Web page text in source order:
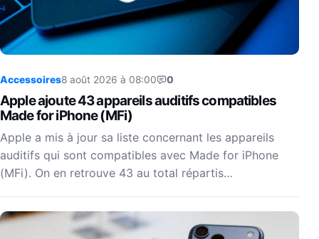
Accessoires8 août 2026 à 08:00 0
Apple ajoute 43 appareils auditifs compatibles
Made for iPhone (MFi)
Apple a mis à jour sa liste concernant les appareils
auditifs qui sont compatibles avec Made for iPhone
(MFi). On en retrouve 43 au total répartis…